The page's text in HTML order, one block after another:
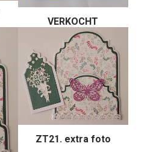
VERKOCHT
ZT21. extra foto